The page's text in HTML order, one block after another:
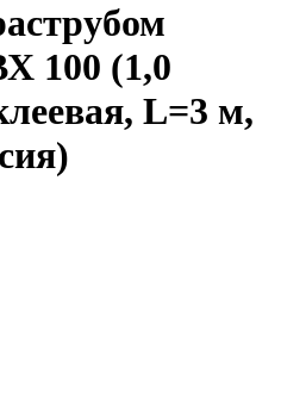
100 (1,0
L=3 м,